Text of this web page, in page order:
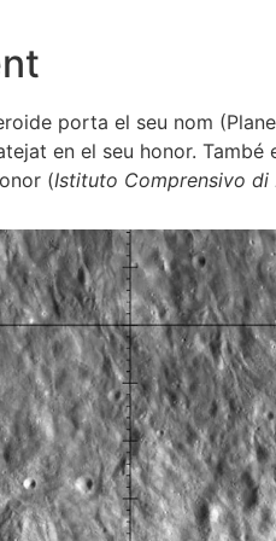
porta el seu nom
en el seu honor.
(Istituto Comprensivo di